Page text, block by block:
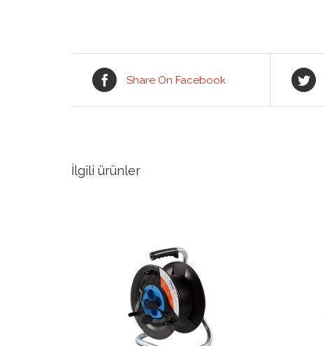
Share On Facebook
İlgili ürünler